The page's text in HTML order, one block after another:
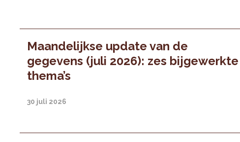
Maandelijkse update van de
gegevens (juli 2026): zes bijgewerkte
thema’s
30 juli 2026